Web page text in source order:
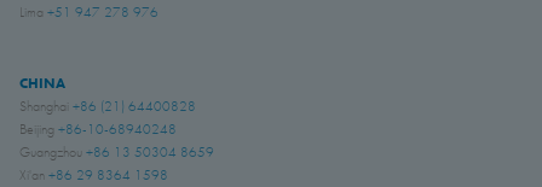
Lima +51 947 278 976
CHINA
Shanghai +86 (21) 64400828
Beijing +86-10-68940248
Guangzhou +86 13 50304 8659
Xi'an +86 29 8364 1598